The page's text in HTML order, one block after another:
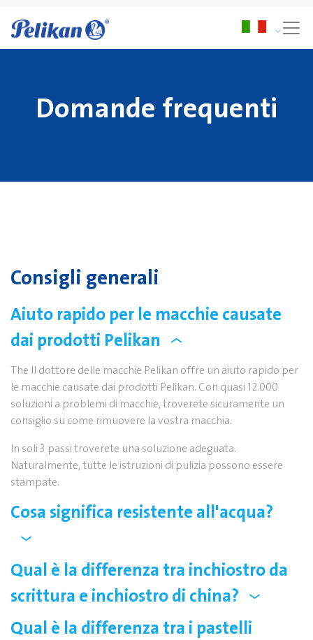
Domande frequenti
Consigli generali
Aiuto rapido per le macchie causate
dai prodotti Pelikan
The Il dottore delle macchie Pelikan offre un aiuto rapido per
le macchie causate dai prodotti Pelikan. Con quasi 12.000
soluzioni a problemi di macchie, troverete sicuramente un
consiglio su come rimuovere la vostra macchia.
In soli 3 passi troverete una soluzione adeguata.
Naturalmente, tutte le istruzioni di pulizia possono essere
stampate.
Cosa significa resistente all'acqua?
Qual è la differenza tra inchiostro da
scrittura e inchiostro di china?
Qual è la differenza tra i pastelli